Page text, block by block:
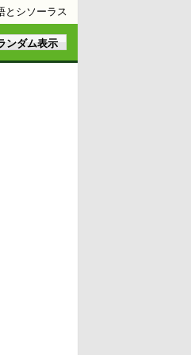
とシソーラス